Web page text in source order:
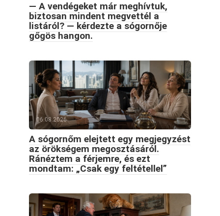
— A vendégeket már meghívtuk,
biztosan mindent megvettél a
listáról? — kérdezte a sógornője
gőgös hangon.
06.08.2026
A sógornőm elejtett egy megjegyzést
az örökségem megosztásáról.
Ránéztem a férjemre, és ezt
mondtam: „Csak egy feltétellel”